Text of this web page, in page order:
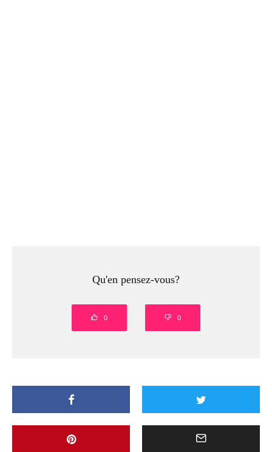
Qu'en pensez-vous?
0 0